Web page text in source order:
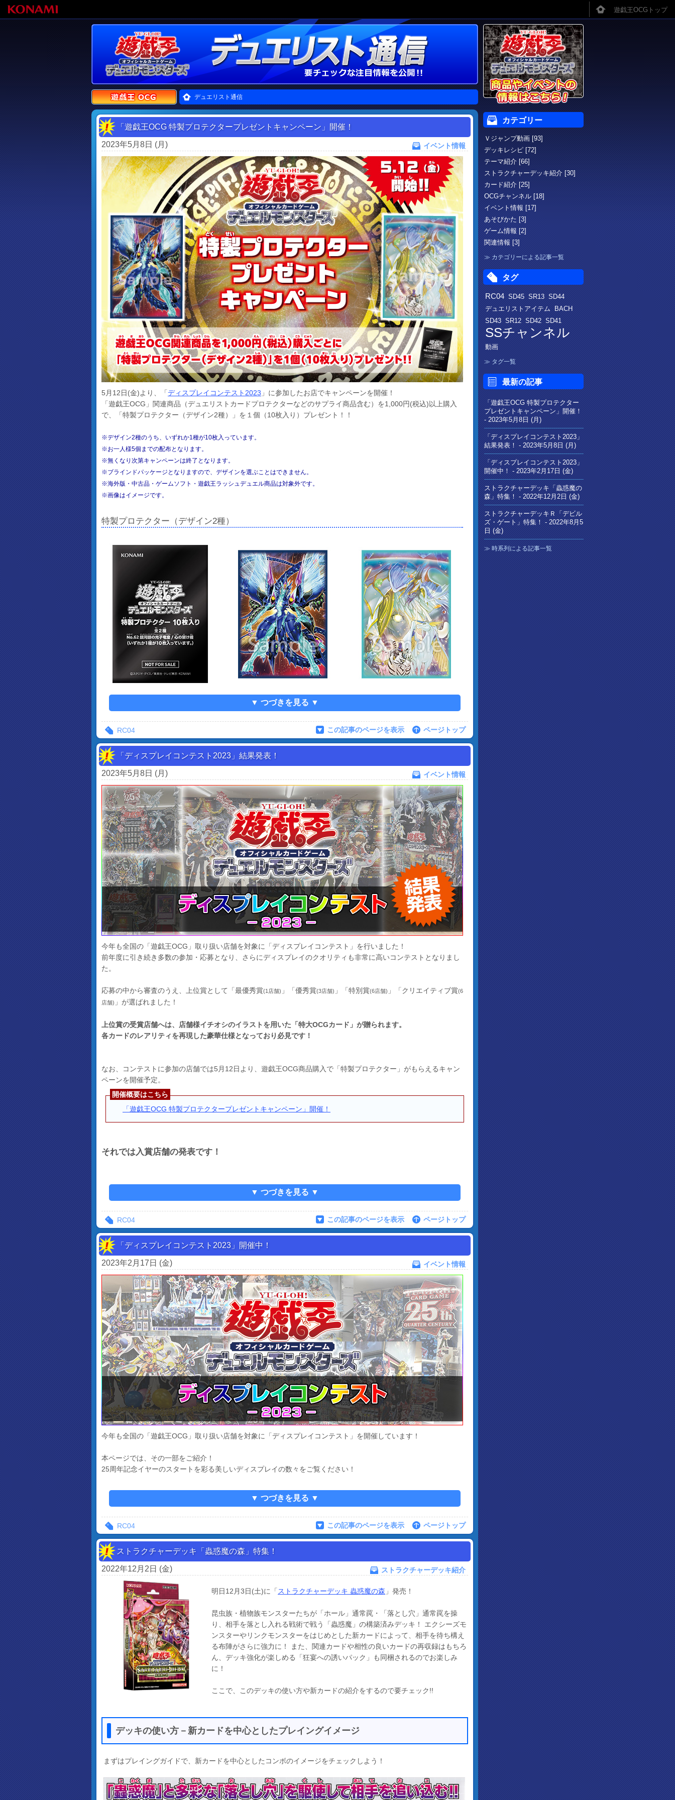
デュエリスト通信
「遊戯王OCG 特製プロテクタープレゼントキャンペーン」開催！
イベント情報
2023年5月8日 (月)
5月12日(金)より、「 ディスプレイコンテスト2023 」に参加したお店でキャンペーンを開催！
「遊戯王OCG」関連商品（デュエリストカードプロテクターなどのサプライ商品含む）を1,000円(税込)以上購入
で、「特製プロテクター（デザイン2種）」を１個（10枚入り）プレゼント！！
※デザイン2種のうち、いずれか1種が10枚入っています。
※お一人様5個までの配布となります。
※無くなり次第キャンペーンは終了となります。
※ブラインドパッケージとなりますので、デザインを選ぶことはできません。
※海外版・中古品・ゲームソフト・遊戯王ラッシュデュエル商品は対象外です。
※画像はイメージです。
特製プロテクター（デザイン2種）
▼ つづきを見る ▼
RC04 この記事のページを表示 ページトップ
「ディスプレイコンテスト2023」結果発表！
イベント情報
2023年5月8日 (月)
今年も全国の「遊戯王OCG」取り扱い店舗を対象に「ディスプレイコンテスト」を行いました！
前年度に引き続き多数の参加・応募となり、さらにディスプレイのクオリティも非常に高いコンテストとなりまし
た。
応募の中から審査のうえ、上位賞として「最優秀賞(1店舗) 」「優秀賞(3店舗) 」「特別賞(6店舗) 」「クリエイティブ賞(6
店舗) 」が選ばれました！
上位賞の受賞店舗へは、店舗様イチオシのイラストを用いた「特大OCGカード」が贈られます。
各カードのレアリティを再現した豪華仕様となっており必見です！
なお、コンテストに参加の店舗では5月12日より、遊戯王OCG商品購入で「特製プロテクター」がもらえるキャン
ペーンを開催予定。
開催概要はこちら
「遊戯王OCG 特製プロテクタープレゼントキャンペーン」開催！
それでは入賞店舗の発表です！
▼ つづきを見る ▼
RC04 この記事のページを表示 ページトップ
「ディスプレイコンテスト2023」開催中！
イベント情報
2023年2月17日 (金)
今年も全国の「遊戯王OCG」取り扱い店舗を対象に「ディスプレイコンテスト」を開催しています！
本ページでは、その一部をご紹介！
25周年記念イヤーのスタートを彩る美しいディスプレイの数々をご覧ください！
▼ つづきを見る ▼
RC04 この記事のページを表示 ページトップ
ストラクチャーデッキ「蟲惑魔の森」特集！
ストラクチャーデッキ紹介
2022年12月2日 (金)
明日12月3日(土)に「 ストラクチャーデッキ 蟲惑魔の森 」発売！
昆虫族・植物族モンスターたちが「ホール」通常罠・「落とし穴」通常罠を操
り、相手を落とし入れる戦術で戦う「蟲惑魔」の構築済みデッキ！ エクシーズモ
ンスターやリンクモンスターをはじめとした新カードによって、相手を待ち構え
る布陣がさらに強力に！ また、関連カードや相性の良いカードの再収録はもちろ
ん、デッキ強化が楽しめる「狂宴への誘いパック」も同梱されるのでお楽しみ
に！
ここで、このデッキの使い方や新カードの紹介をするので要チェック!!
デッキの使い方－新カードを中心としたプレイングイメージ
まずはプレイングガイドで、新カードを中心としたコンボのイメージをチェックしよう！
カテゴリー
Ｖジャンプ動画 [93]
デッキレシピ [72]
テーマ紹介 [66]
ストラクチャーデッキ紹介 [30]
カード紹介 [25]
OCGチャンネル [18]
イベント情報 [17]
あそびかた [3]
ゲーム情報 [2]
関連情報 [3]
カテゴリーによる記事一覧
タグ
RC04 SD45 SR13 SD44
デュエリストアイテム
BACH
SD43 SR12 SD42 SD41
SSチャンネル
動画
タグ一覧
最新の記事
「遊戯王OCG 特製プロテクター
プレゼントキャンペーン」開催！
- 2023年5月8日 (月)
「ディスプレイコンテスト2023」
結果発表！ - 2023年5月8日 (月)
「ディスプレイコンテスト2023」
開催中！ - 2023年2月17日 (金)
ストラクチャーデッキ「蟲惑魔の
森」特集！ - 2022年12月2日 (金)
ストラクチャーデッキＲ「デビル
ズ・ゲート」特集！ - 2022年8月5
日 (金)
時系列による記事一覧